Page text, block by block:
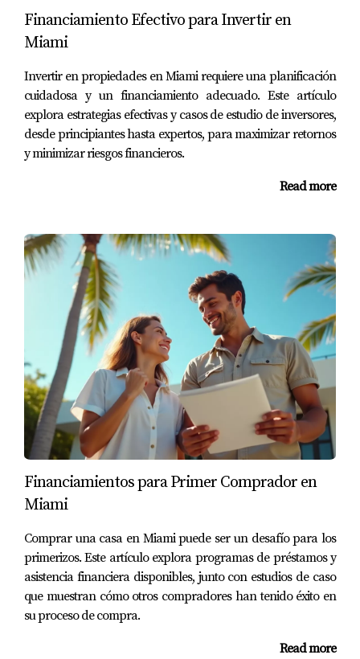
Generalmente, el proceso puede tardar entre 30 y 45
días, pero depende del prestamista y la complejidad del
¿Necesito un buen crédito para obtener una
hipoteca?
No necesariamente, pero un buen crédito te ayudará a
conseguir mejores tasas. Es recomendable tener al
Normalmente necesitarás comprobantes de ingresos,
estados financieros, y documentos personales como tu
identificación y número de seguro social.
¿Qué es la preaprobación?
Es un proceso donde el prestamista evalúa tu capacidad
crediticia antes de hacer una oferta formal por una
propiedad.
¿Puedo cambiar mi prestamista después de
ser preaprobado?
Sí, tienes derecho a cambiar de prestamista si encuentras
mejores condiciones o si no estás satisfecho con el
servicio.
Como experto en hipotecas en Miami, puedo ayudarte a
navegar este proceso complicado. No dudes en
contactarme al(786) 443-5501
Financiamiento Efectivo para Invertir en
Miami
Invertir en propiedades en Miami requiere una planificación
cuidadosa y un financiamiento adecuado. Este artículo
explora estrategias efectivas y casos de estudio de inversores,
desde principiantes hasta expertos, para maximizar retornos
y minimizar riesgos financieros.
Read more
Financiamientos para Primer Comprador en
Miami
Comprar una casa en Miami puede ser un desafío para los
primerizos. Este artículo explora programas de préstamos y
asistencia financiera disponibles, junto con estudios de caso
que muestran cómo otros compradores han tenido éxito en
su proceso de compra.
Read more